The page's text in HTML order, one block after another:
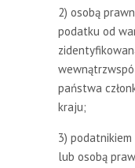
2) osobą
podatku od
państwa
kraju;
3)
lub osobą